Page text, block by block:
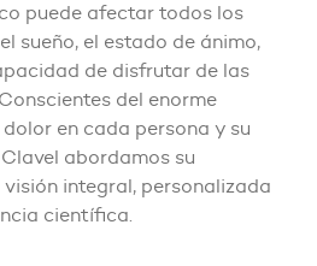
puede afectar todos los
sueño, el estado de ánimo,
de disfrutar de las
del enorme
en cada persona y su
abordamos su
integral, personalizada
científica.